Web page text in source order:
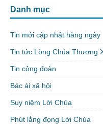
Danh mục
Tin mới cập nhật hàng ngày
Tin tức Lòng Chúa Thương
Tin cộng đoàn
Bác ái xã hội
Suy niệm Lời Chúa
Phút lắng đọng Lời Chúa